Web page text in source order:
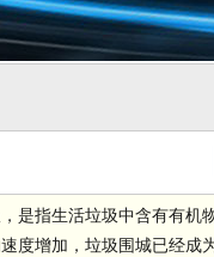
是指生活垃圾中含有有
度增加，垃圾围城已经成